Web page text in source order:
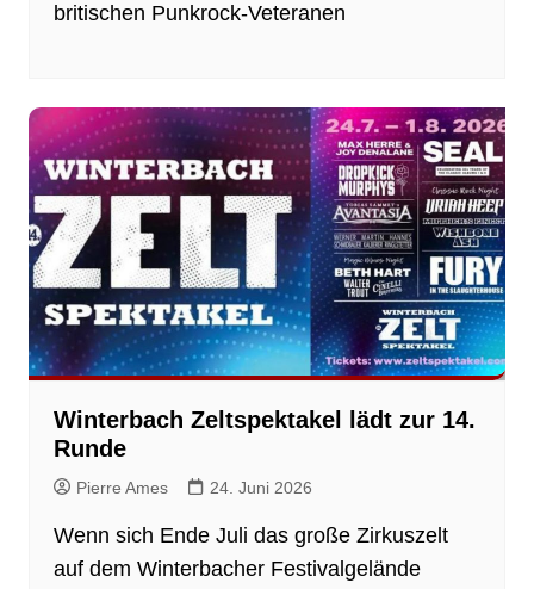
britischen Punkrock-Veteranen
Winterbach Zeltspektakel lädt zur 14.
Runde
Pierre Ames 24. Juni 2026
Wenn sich Ende Juli das große Zirkuszelt
auf dem Winterbacher Festivalgelände